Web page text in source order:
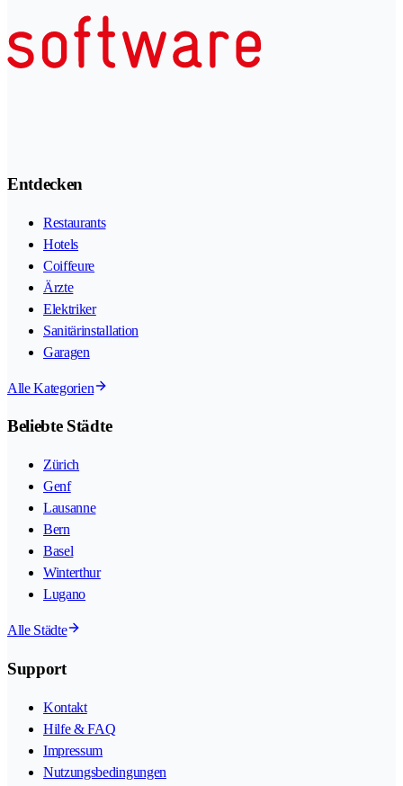
Entdecken
Restaurants
Hotels
Coiffeure
Ärzte
Elektriker
Sanitärinstallation
Garagen
Alle Kategorien
Beliebte Städte
Zürich
Genf
Lausanne
Bern
Basel
Winterthur
Lugano
Alle Städte
Support
Kontakt
Hilfe & FAQ
Impressum
Nutzungsbedingungen